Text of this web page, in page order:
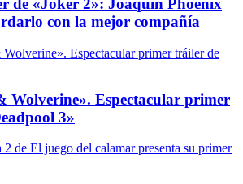
de «Joker 2»: Joaquin Phoenix
con la mejor compañía
Wolverine». Espectacular primer
3»